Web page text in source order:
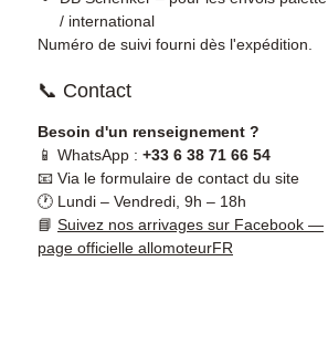
/ international
Numéro de suivi fourni dès l'expédition.
📞 Contact
Besoin d'un renseignement ?
📱 WhatsApp : +33 6 38 71 66 54
📧 Via le formulaire de contact du site
🕐 Lundi – Vendredi, 9h – 18h
📘 Suivez nos arrivages sur Facebook —
page officielle allomoteurFR